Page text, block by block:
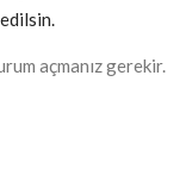
açmanız gerekir.